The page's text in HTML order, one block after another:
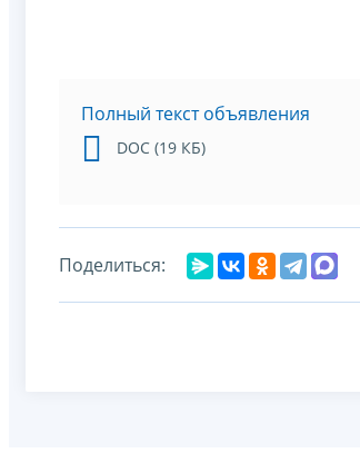
Полный текст объявления
DOC (19 КБ)
Поделиться: